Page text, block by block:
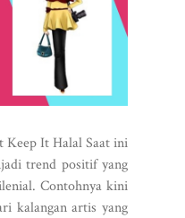
It Halal Saat ini
trend positif yang
Contohnya kini
kalangan artis yang